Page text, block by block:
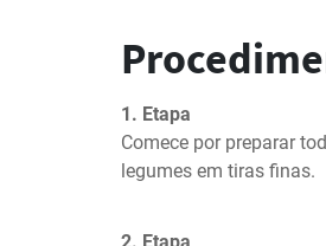
1. Etapa
Comece por preparar
legumes em tiras finas.